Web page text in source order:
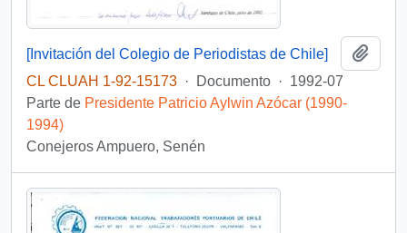
[Invitación del Colegio de Periodistas de Chile]
CL CLUAH 1-92-15173 · Documento · 1992-07
Parte de Presidente Patricio Aylwin Azócar (1990-
1994)
Conejeros Ampuero, Senén